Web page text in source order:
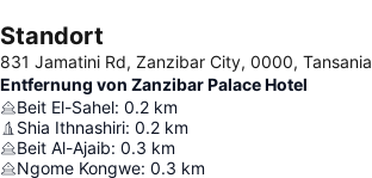
Standort
831 Jamatini Rd, Zanzibar City, 0000, Tansania
Entfernung von Zanzibar Palace Hotel
Beit El-Sahel: 0.2 km
Shia Ithnashiri: 0.2 km
Beit Al-Ajaib: 0.3 km
Ngome Kongwe: 0.3 km